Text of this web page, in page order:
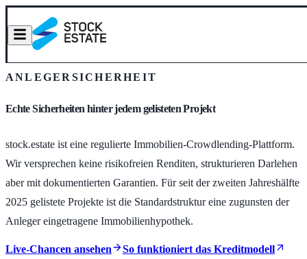
ANLEGERSICHERHEIT
Echte Sicherheiten hinter jedem gelisteten Projekt
stock.estate ist eine regulierte Immobilien-Crowdlending-Plattform.
Wir versprechen keine risikofreien Renditen, strukturieren Darlehen
aber mit dokumentierten Garantien. Für seit der zweiten Jahreshälfte
2025 gelistete Projekte ist die Standardstruktur eine zugunsten der
Anleger eingetragene Immobilienhypothek.
Live-Chancen ansehen
So funktioniert das Kreditmodell